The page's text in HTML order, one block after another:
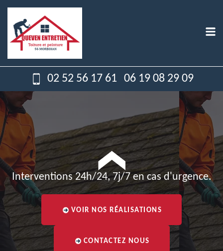
02 52 56 17 61 06 19 08 29 09
Interventions 24h/24, 7j/7 en cas d'urgence.
VOIR NOS RÉALISATIONS
CONTACTEZ NOUS